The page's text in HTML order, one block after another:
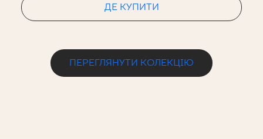
ДЕ КУПИТИ
ПЕРЕГЛЯНУТИ КОЛЕКЦІЮ